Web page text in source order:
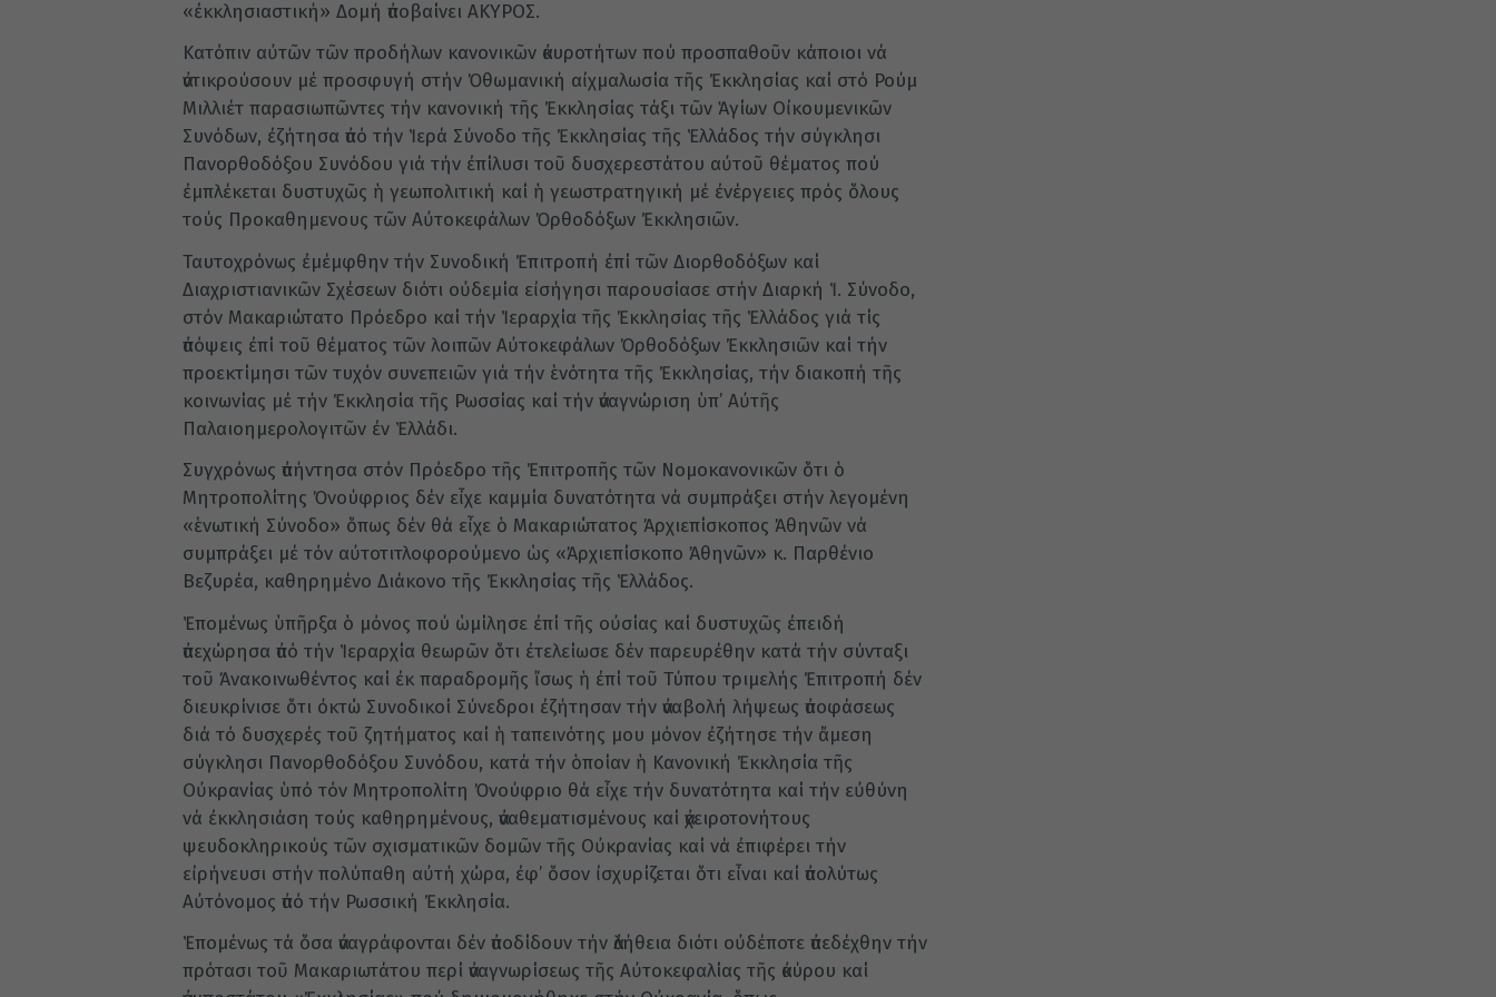
«ἐκκλησιαστική» Δομή ἀποβαίνει ΑΚΥΡΟΣ.
Κατόπιν αὐτῶν τῶν προδήλων κανονικῶν ἀκυροτήτων πού προσπαθοῦν κάποιοι νά
ἀντικρούσουν μέ προσφυγή στήν Ὀθωμανική αἰχμαλωσία τῆς Ἐκκλησίας καί στό Ρούμ
Μιλλιέτ παρασιωπῶντες τήν κανονική τῆς Ἐκκλησίας τάξι τῶν Ἁγίων Οἰκουμενικῶν
Συνόδων, ἐζήτησα ἀπό τήν Ἱερά Σύνοδο τῆς Ἐκκλησίας τῆς Ἑλλάδος τήν σύγκλησι
Πανορθοδόξου Συνόδου γιά τήν ἐπίλυσι τοῦ δυσχερεστάτου αὐτοῦ θέματος πού
ἐμπλέκεται δυστυχῶς ἡ γεωπολιτική καί ἡ γεωστρατηγική μέ ἐνέργειες πρός ὅλους
τούς Προκαθημενους τῶν Αὐτοκεφάλων Ὀρθοδόξων Ἐκκλησιῶν.
Ταυτοχρόνως ἐμέμφθην τήν Συνοδική Ἐπιτροπή ἐπί τῶν Διορθοδόξων καί
Διαχριστιανικῶν Σχέσεων διότι οὐδεμία εἰσήγησι παρουσίασε στήν Διαρκή Ἱ. Σύνοδο,
στόν Μακαριώτατο Πρόεδρο καί τήν Ἱεραρχία τῆς Ἐκκλησίας τῆς Ἑλλάδος γιά τίς
ἀπόψεις ἐπί τοῦ θέματος τῶν λοιπῶν Αὐτοκεφάλων Ὀρθοδόξων Ἐκκλησιῶν καί τήν
προεκτίμησι τῶν τυχόν συνεπειῶν γιά τήν ἑνότητα τῆς Ἐκκλησίας, τήν διακοπή τῆς
κοινωνίας μέ τήν Ἐκκλησία τῆς Ρωσσίας καί τήν ἀναγνώριση ὑπ’ Αὐτῆς
Παλαιοημερολογιτῶν ἐν Ἑλλάδι.
Συγχρόνως ἀπήντησα στόν Πρόεδρο τῆς Ἐπιτροπῆς τῶν Νομοκανονικῶν ὅτι ὁ
Μητροπολίτης Ὀνούφριος δέν εἶχε καμμία δυνατότητα νά συμπράξει στήν λεγομένη
«ἑνωτική Σύνοδο» ὅπως δέν θά εἶχε ὁ Μακαριώτατος Ἀρχιεπίσκοπος Ἀθηνῶν νά
συμπράξει μέ τόν αὐτοτιτλοφορούμενο ὡς «Ἀρχιεπίσκοπο Ἀθηνῶν» κ. Παρθένιο
Βεζυρέα, καθηρημένο Διάκονο τῆς Ἐκκλησίας τῆς Ἑλλάδος.
Ἑπομένως ὑπῆρξα ὁ μόνος πού ὡμίλησε ἐπί τῆς οὐσίας καί δυστυχῶς ἐπειδή
ἀπεχώρησα ἀπό τήν Ἱεραρχία θεωρῶν ὅτι ἐτελείωσε δέν παρευρέθην κατά τήν σύνταξι
τοῦ Ἀνακοινωθέντος καί ἐκ παραδρομῆς ἴσως ἡ ἐπί τοῦ Τύπου τριμελής Ἐπιτροπή δέν
διευκρίνισε ὅτι ὀκτώ Συνοδικοί Σύνεδροι ἐζήτησαν τήν ἀναβολή λήψεως ἀποφάσεως
διά τό δυσχερές τοῦ ζητήματος καί ἡ ταπεινότης μου μόνον ἐζήτησε τήν ἄμεση
σύγκλησι Πανορθοδόξου Συνόδου, κατά τήν ὁποίαν ἡ Κανονική Ἐκκλησία τῆς
Οὐκρανίας ὑπό τόν Μητροπολίτη Ὀνούφριο θά εἶχε τήν δυνατότητα καί τήν εὐθύνη
νά ἐκκλησιάση τούς καθηρημένους, ἀναθεματισμένους καί ἀχειροτονήτους
ψευδοκληρικούς τῶν σχισματικῶν δομῶν τῆς Οὐκρανίας καί νά ἐπιφέρει τήν
εἰρήνευσι στήν πολύπαθη αὐτή χώρα, ἐφ’ ὅσον ἰσχυρίζεται ὅτι εἶναι καί ἀπολύτως
Αὐτόνομος ἀπό τήν Ρωσσική Ἐκκλησία.
Ἑπομένως τά ὅσα ἀναγράφονται δέν ἀποδίδουν τήν ἀλήθεια διότι οὐδέποτε ἀπεδέχθην τήν
πρότασι τοῦ Μακαριωτάτου περί ἀναγνωρίσεως τῆς Αὐτοκεφαλίας τῆς ἀκύρου καί